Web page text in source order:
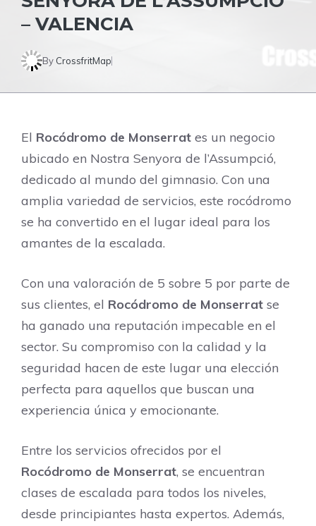
– VALENCIA
By CrossfritMap
El Rocódromo de Monserrat es un negocio
ubicado en Nostra Senyora de l’Assumpció,
dedicado al mundo del gimnasio. Con una
amplia variedad de servicios, este rocódromo
se ha convertido en el lugar ideal para los
amantes de la escalada.
Con una valoración de 5 sobre 5 por parte de
sus clientes, el Rocódromo de Monserrat se
ha ganado una reputación impecable en el
sector. Su compromiso con la calidad y la
seguridad hacen de este lugar una elección
perfecta para aquellos que buscan una
experiencia única y emocionante.
Entre los servicios ofrecidos por el
Rocódromo de Monserrat, se encuentran
clases de escalada para todos los niveles,
desde principiantes hasta expertos. Además,